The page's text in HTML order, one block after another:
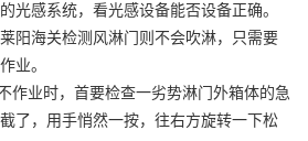
光感系统，看光感设备能否设备正确。
阳海关检测风淋门则不会吹淋，只需要
业。
作业时，首要检查一劣势淋门外箱体的急
了，用手悄然一按，往右方旋转一下松